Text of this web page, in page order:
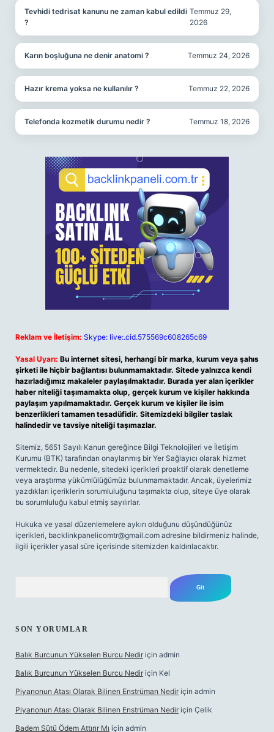
Tevhidi tedrisat kanunu ne zaman kabul edildi
?
Temmuz 29,
2026
Karın boşluğuna ne denir anatomi ? Temmuz 24, 2026
Hazır krema yoksa ne kullanılır ? Temmuz 22, 2026
Telefonda kozmetik durumu nedir ? Temmuz 18, 2026
Reklam ve İletişim: Skype: live:.cid.575569c608265c69
Yasal Uyarı: Bu internet sitesi, herhangi bir marka, kurum veya şahıs
şirketi ile hiçbir bağlantısı bulunmamaktadır. Sitede yalnızca kendi
hazırladığımız makaleler paylaşılmaktadır. Burada yer alan içerikler
haber niteliği taşımamakta olup, gerçek kurum ve kişiler hakkında
paylaşım yapılmamaktadır. Gerçek kurum ve kişiler ile isim
benzerlikleri tamamen tesadüfidir. Sitemizdeki bilgiler taslak
halindedir ve tavsiye niteliği taşımazlar.
Sitemiz, 5651 Sayılı Kanun gereğince Bilgi Teknolojileri ve İletişim
Kurumu (BTK) tarafından onaylanmış bir Yer Sağlayıcı olarak hizmet
vermektedir. Bu nedenle, sitedeki içerikleri proaktif olarak denetleme
veya araştırma yükümlülüğümüz bulunmamaktadır. Ancak, üyelerimiz
yazdıkları içeriklerin sorumluluğunu taşımakta olup, siteye üye olarak
bu sorumluluğu kabul etmiş sayılırlar.
Hukuka ve yasal düzenlemelere aykırı olduğunu düşündüğünüz
içerikleri, backlinkpanelicomtr@gmail.com adresine bildirmeniz halinde,
ilgili içerikler yasal süre içerisinde sitemizden kaldırılacaktır.
SON YORUMLAR
Balık Burcunun Yükselen Burcu Nedir için admin
Balık Burcunun Yükselen Burcu Nedir için Kel
Piyanonun Atası Olarak Bilinen Enstrüman Nedir için admin
Piyanonun Atası Olarak Bilinen Enstrüman Nedir için Çelik
Badem Sütü Ödem Attırır Mı için admin